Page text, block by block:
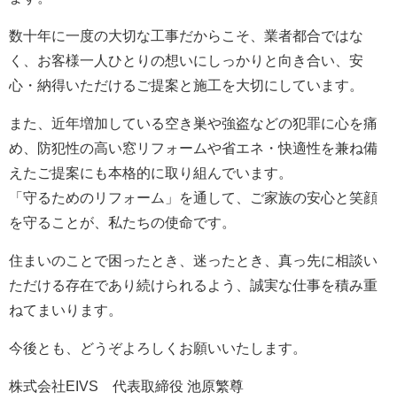
数十年に一度の大切な工事だからこそ、業者都合ではな
く、お客様一人ひとりの想いにしっかりと向き合い、安
心・納得いただけるご提案と施工を大切にしています。
また、近年増加している空き巣や強盗などの犯罪に心を痛
め、防犯性の高い窓リフォームや省エネ・快適性を兼ね備
えたご提案にも本格的に取り組んでいます。
「守るためのリフォーム」を通して、ご家族の安心と笑顔
を守ることが、私たちの使命です。
住まいのことで困ったとき、迷ったとき、真っ先に相談い
ただける存在であり続けられるよう、誠実な仕事を積み重
ねてまいります。
今後とも、どうぞよろしくお願いいたします。
株式会社EIVS 代表取締役 池原繁尊